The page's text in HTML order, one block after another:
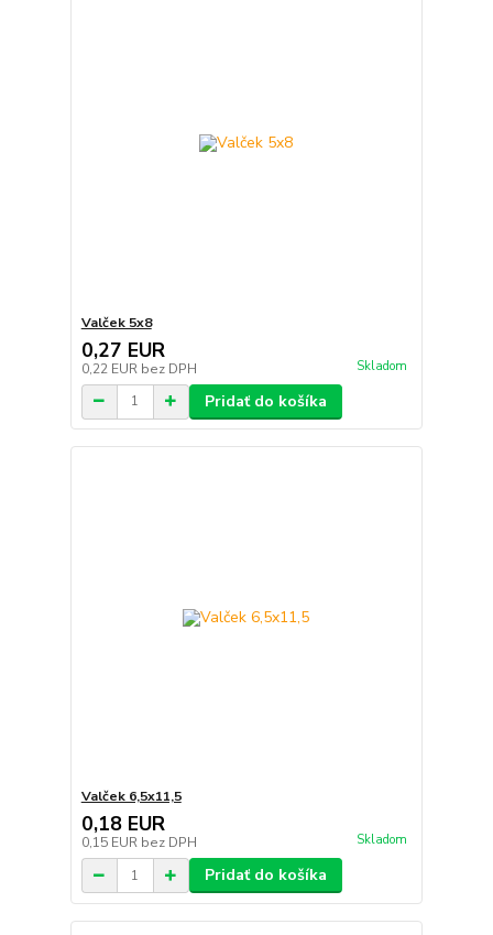
Valček 5x8
0,27 EUR
0,22 EUR bez DPH Skladom
Pridať do košíka
Valček 6,5x11,5
0,18 EUR
0,15 EUR bez DPH Skladom
Pridať do košíka